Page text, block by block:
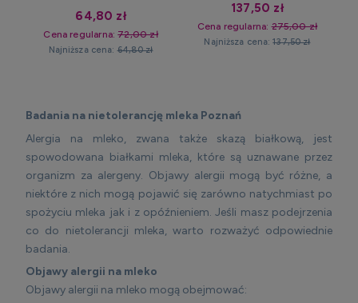
64,80 zł
Cena regularna:72,00 zł
Najniższa cena:64,80 zł
137,50 zł
Cena regularna:275,00 zł
Najniższa cena:137,50 zł
Badania na nietolerancję mleka Poznań
Alergia na mleko, zwana także skazą białkową, jest
spowodowana białkami mleka, które są uznawane przez
organizm za alergeny. Objawy alergii mogą być różne, a
niektóre z nich mogą pojawić się zarówno natychmiast po
spożyciu mleka jak i z opóźnieniem. Jeśli masz podejrzenia
co do nietolerancji mleka, warto rozważyć odpowiednie
badania.
Objawy alergii na mleko
Objawy alergii na mleko mogą obejmować: